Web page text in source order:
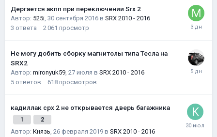
Дергается акпп при переключении Srx 2
Автор: 525i, 30 сентября 2016 в SRX 2010 - 2016
3 ответа 2 061 просмотр
Не могу добить сборку магнитолы типа Тесла на
SRX2
Автор: mironyuk59, 27 июля в SRX 2010 - 2016
5 ответов 618 просмотров
кадиллак срх 2 не открывается дверь багажника
1 2
Автор: Князь, 26 февраля 2019 в SRX 2010 - 2016